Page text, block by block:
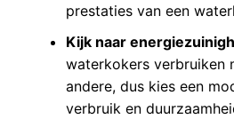
prestaties van een
Kijk naar
waterkokers verbruiken
andere, dus kies een
verbruik en